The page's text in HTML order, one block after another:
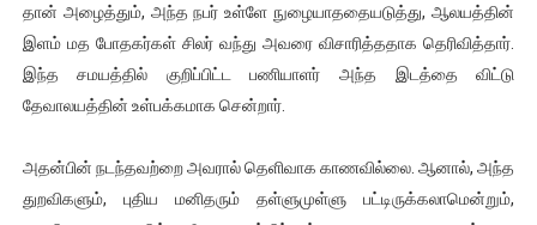
தான் அழைத்தும், அந்த நபர் உள்ளே நுழையாததையடுத்து, ஆலயத்தின்
இளம் மத போதகர்கள் சிலர் வந்து அவரை விசாரித்ததாக தெரிவித்தார்.
இந்த சமயத்தில் குறிப்பிட்ட பணியாளர் அந்த இடத்தை விட்டு
தேவாலயத்தின் உள்பக்கமாக சென்றார்.
அதன்பின் நடந்தவற்றை அவரால் தெளிவாக காணவில்லை. ஆனால், அந்த
துறவிகளும், புதிய மனிதரும் தள்ளுமுள்ளு பட்டிருக்கலாமென்றும்,